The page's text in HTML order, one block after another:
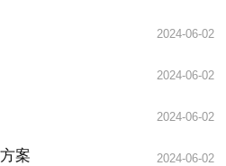
2024-06-02
2024-06-02
2024-06-02
案 2024-06-02